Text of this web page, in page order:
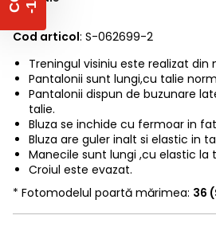
Cod articol: S-062699-2
Treningul visiniu este realizat din
Pantalonii sunt lungi,cu talie
Pantalonii dispun de buzunare
talie.
Bluza se inchide cu fermoar in
Bluza are guler inalt si elastic in
Manecile sunt lungi ,cu elastic la
Croiul este evazat.
* Fotomodelul poartă mărimea: 36